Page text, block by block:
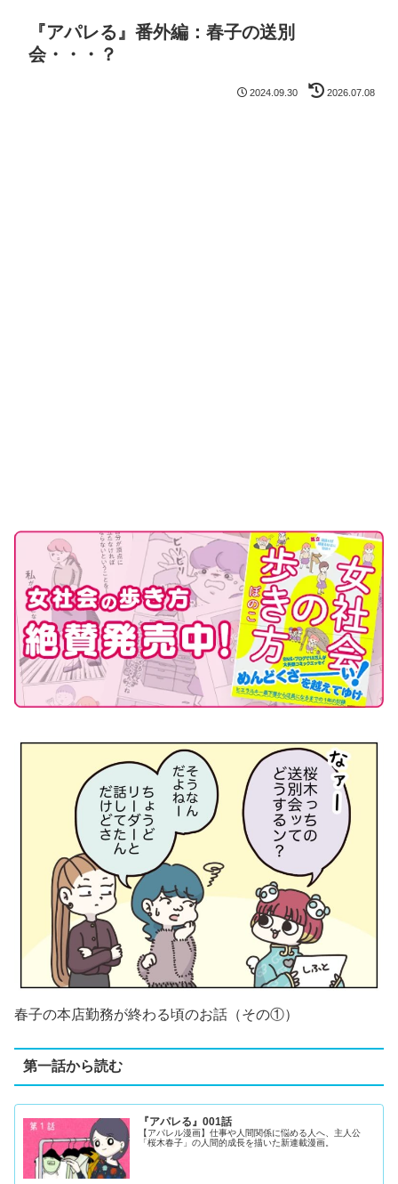
『アパレる』番外編：春子の送別
会・・・？
2024.09.30 2026.07.08
春子の本店勤務が終わる頃のお話（その①）
第一話から読む
『アパレる』001話
【アパレル漫画】仕事や人間関係に悩める人へ、主人公
「桜木春子」の人間的成長を描いた新連載漫画。